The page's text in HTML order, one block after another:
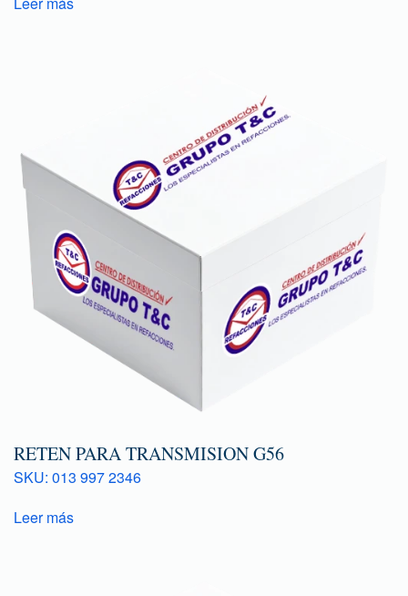
RETEN PARA TRANSMISION G56
SKU: 013 997 2346
Leer más